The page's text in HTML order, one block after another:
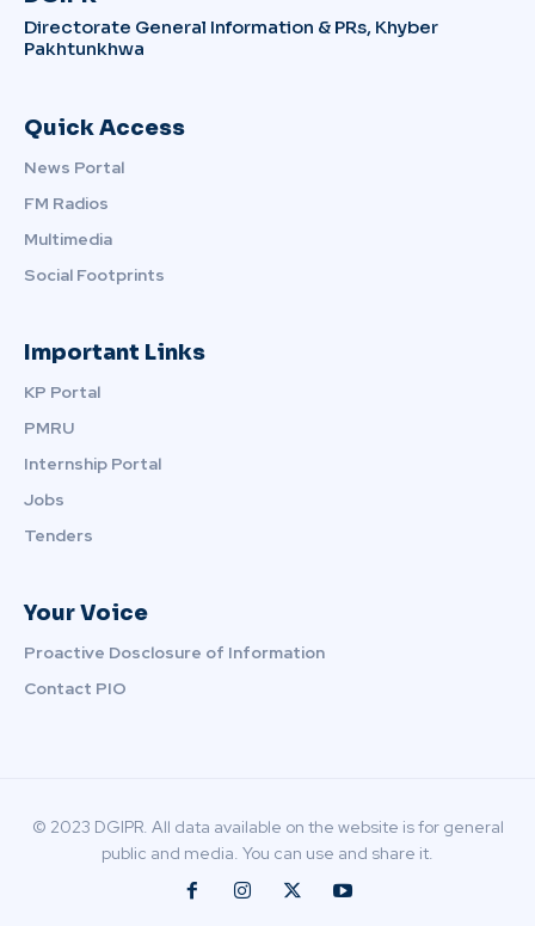
Directorate General Information & PRs, Khyber
Pakhtunkhwa
Quick Access
News Portal
FM Radios
Multimedia
Social Footprints
Important Links
KP Portal
PMRU
Internship Portal
Jobs
Tenders
Your Voice
Proactive Dosclosure of Information
Contact PIO
© 2023 DGIPR. All data available on the website is for general
public and media. You can use and share it.